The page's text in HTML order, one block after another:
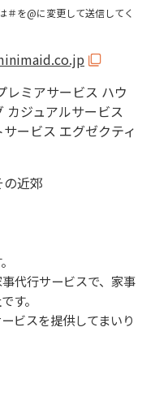
＃を@に変更して送信してく
レミアサービス ハウ
カジュアルサービス
ービス エグゼクティ
近郊
代行サービスで、家事
す。
ビスを提供してまいり